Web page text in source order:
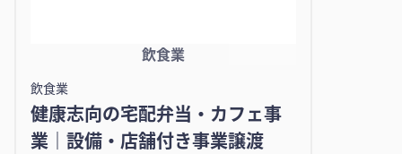
飲食業
飲食業
健康志向の宅配弁当・カフェ事
業｜設備・店舗付き事業譲渡